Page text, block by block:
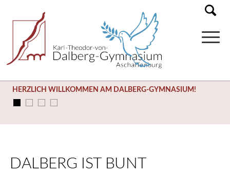
HERZLICH WILLKOMMEN AM DALBERG-GYMNASIUM!
DALBERG IST BUNT